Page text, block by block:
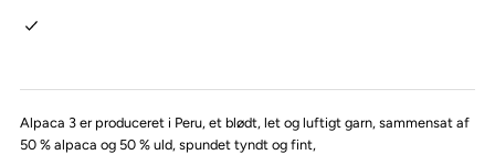
Alpaca 3 er produceret i Peru, et blødt, let og luftigt garn, sammensat af
50 % alpaca og 50 % uld, spundet tyndt og fint,